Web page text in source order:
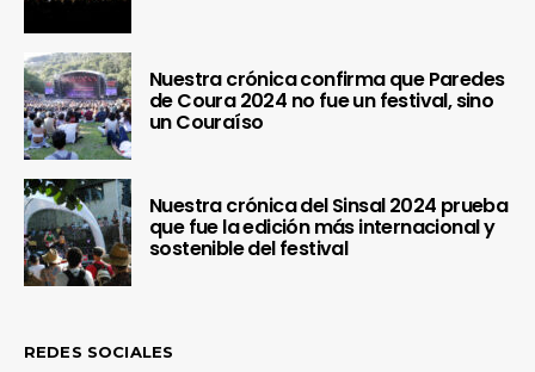
Nuestra crónica confirma que Paredes
de Coura 2024 no fue un festival, sino
un Couraíso
Nuestra crónica del Sinsal 2024 prueba
que fue la edición más internacional y
sostenible del festival
REDES SOCIALES